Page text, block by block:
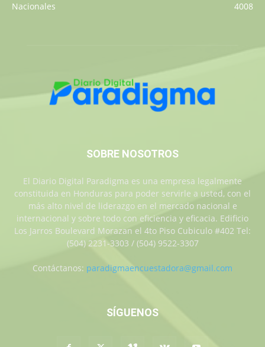
Nacionales
4008
SOBRE NOSOTROS
El Diario Digital Paradigma es una empresa legalmente
constituida en Honduras para poder servirle a usted, con el
más alto nivel de liderazgo en el mercado nacional e
internacional y sobre todo con eficiencia y eficacia. Edificio
Los Jarros Boulevard Morazan el 4to Piso Cubiculo #402 Tel:
(504) 2231-3303 / (504) 9522-3307
Contáctanos: paradigmaencuestadora@gmail.com
SÍGUENOS